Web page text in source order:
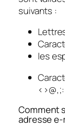
suivants :
les
Comment
adresse e-